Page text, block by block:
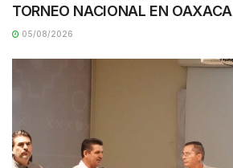
TORNEO NACIONAL EN OAXACA
05/08/2026